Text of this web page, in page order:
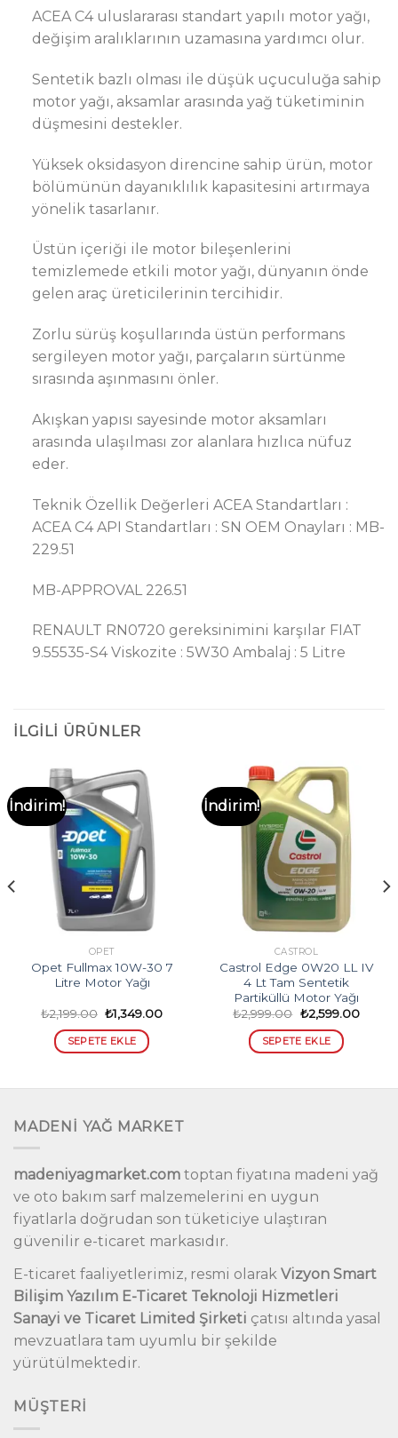
ACEA C4 uluslararası standart yapılı motor yağı,
değişim aralıklarının uzamasına yardımcı olur.
Sentetik bazlı olması ile düşük uçuculuğa sahip
motor yağı, aksamlar arasında yağ tüketiminin
düşmesini destekler.
Yüksek oksidasyon direncine sahip ürün, motor
bölümünün dayanıklılık kapasitesini artırmaya
yönelik tasarlanır.
Üstün içeriği ile motor bileşenlerini
temizlemede etkili motor yağı, dünyanın önde
gelen araç üreticilerinin tercihidir.
Zorlu sürüş koşullarında üstün performans
sergileyen motor yağı, parçaların sürtünme
sırasında aşınmasını önler.
Akışkan yapısı sayesinde motor aksamları
arasında ulaşılması zor alanlara hızlıca nüfuz
eder.
Teknik Özellik Değerleri ACEA Standartları :
ACEA C4 API Standartları : SN OEM Onayları : MB-
229.51
MB-APPROVAL 226.51
RENAULT RN0720 gereksinimini karşılar FIAT
9.55535-S4 Viskozite : 5W30 Ambalaj : 5 Litre
İLGILI ÜRÜNLER
İndirim!
OPET
Opet Fullmax 10W-30 7
Litre Motor Yağı
₺2,199.00 Orijinal
fiyat:
₺2,199.00.
₺1,349.00Şu
SEPETE EKLE
İndirim!
CASTROL
Castrol Edge 0W20 LL IV
4 Lt Tam Sentetik
Partiküllü Motor Yağı
₺2,999.00 Orijinal
fiyat:
₺2,999.00.
₺2,599.00Şu
SEPETE EKLE
MADENİ YAĞ MARKET
madeniyagmarket.com toptan fiyatına madeni yağ
ve oto bakım sarf malzemelerini en uygun
fiyatlarla doğrudan son tüketiciye ulaştıran
güvenilir e-ticaret markasıdır.
E-ticaret faaliyetlerimiz, resmi olarak Vizyon Smart
Bilişim Yazılım E-Ticaret Teknoloji Hizmetleri
Sanayi ve Ticaret Limited Şirketi çatısı altında yasal
mevzuatlara tam uyumlu bir şekilde
yürütülmektedir.
MÜŞTERI